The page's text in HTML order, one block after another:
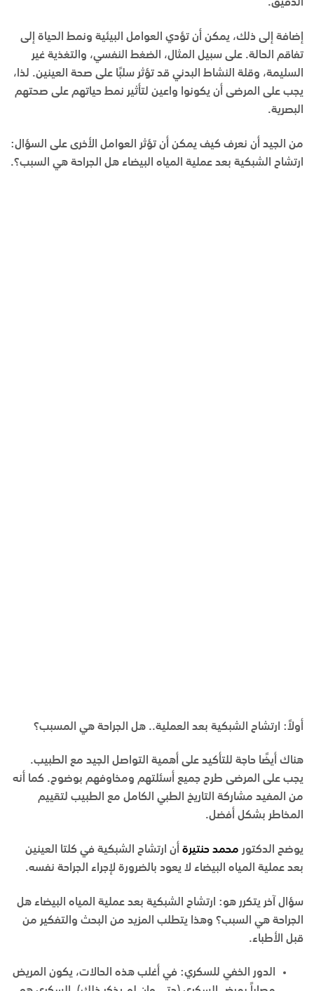
الدقيق.
إضافة إلى ذلك، يمكن أن تؤدي العوامل البيئية ونمط الحياة إلى
تفاقم الحالة. على سبيل المثال، الضغط النفسي، والتغذية غير
السليمة، وقلة النشاط البدني قد تؤثر سلبًا على صحة العينين. لذا،
يجب على المرضى أن يكونوا واعين لتأثير نمط حياتهم على صحتهم
البصرية.
من الجيد أن نعرف كيف يمكن أن تؤثر العوامل الأخرى على السؤال:
ارتشاح الشبكية بعد عملية المياه البيضاء هل الجراحة هي السبب؟.
أولاً: ارتشاح الشبكية بعد العملية.. هل الجراحة هي المسبب؟
هناك أيضًا حاجة للتأكيد على أهمية التواصل الجيد مع الطبيب.
يجب على المرضى طرح جميع أسئلتهم ومخاوفهم بوضوح. كما أنه
من المفيد مشاركة التاريخ الطبي الكامل مع الطبيب لتقييم
المخاطر بشكل أفضل.
يوضح الدكتور محمد حنتيرة أن ارتشاح الشبكية في كلتا العينين
بعد عملية المياه البيضاء لا يعود بالضرورة لإجراء الجراحة نفسه.
سؤال آخر يتكرر هو: ارتشاح الشبكية بعد عملية المياه البيضاء هل
الجراحة هي السبب؟ وهذا يتطلب المزيد من البحث والتفكير من
قبل الأطباء.
الدور الخفي للسكري: في أغلب هذه الحالات، يكون المريض